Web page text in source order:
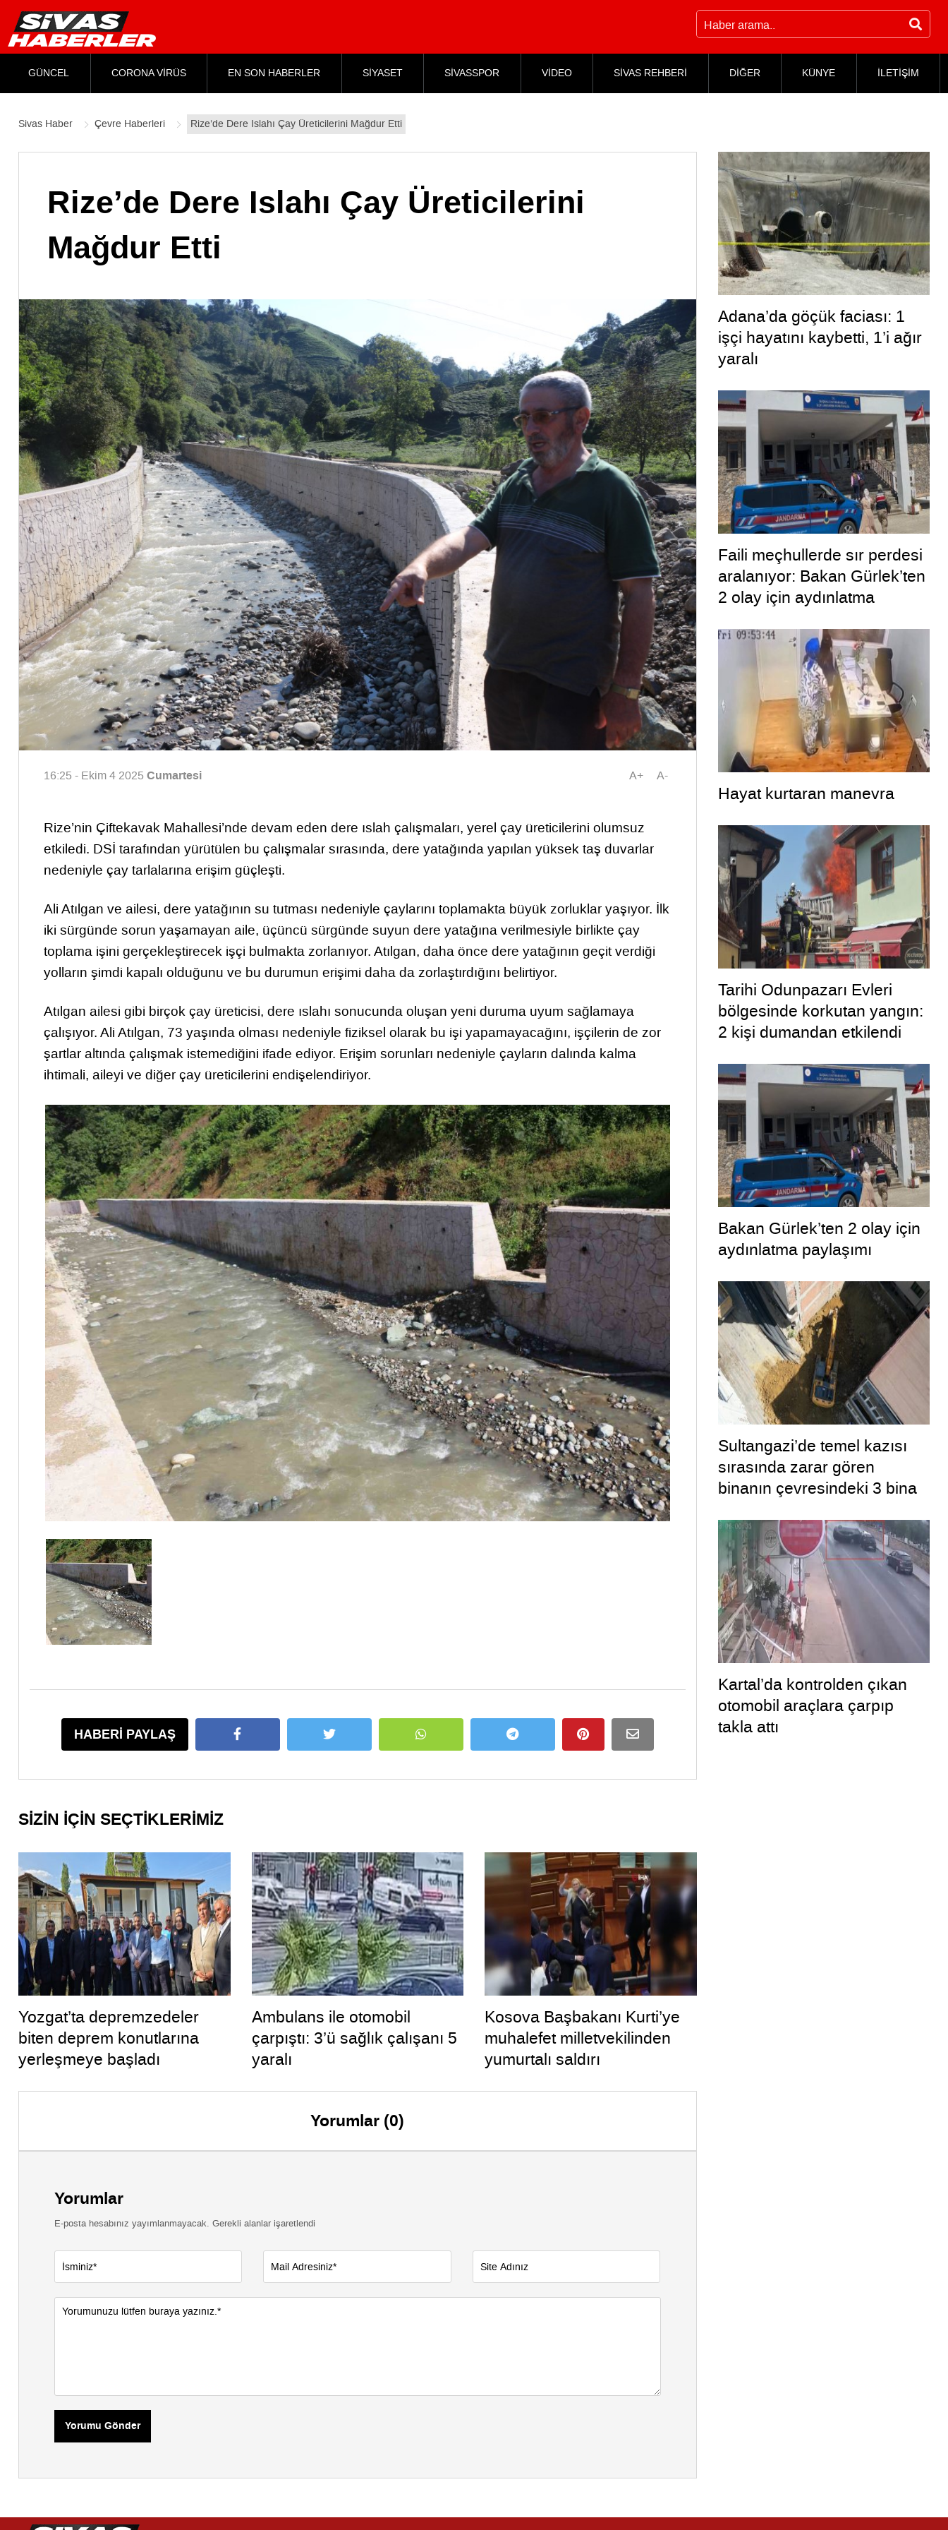
GÜNCEL CORONA VİRÜS EN SON HABERLER SİYASET SİVASSPOR VİDEO SİVAS REHBERİ DİĞER KÜNYE İLETİŞİM
Sivas Haber Çevre Haberleri Rize’de Dere Islahı Çay Üreticilerini Mağdur Etti
Rize’de Dere Islahı Çay Üreticilerini
Mağdur Etti
16:25 - Ekim 4 2025Cumartesi A+ A-
Rize’nin Çiftekavak Mahallesi’nde devam eden dere ıslah çalışmaları, yerel çay üreticilerini olumsuz
etkiledi. DSİ tarafından yürütülen bu çalışmalar sırasında, dere yatağında yapılan yüksek taş duvarlar
nedeniyle çay tarlalarına erişim güçleşti.
Ali Atılgan ve ailesi, dere yatağının su tutması nedeniyle çaylarını toplamakta büyük zorluklar yaşıyor. İlk
iki sürgünde sorun yaşamayan aile, üçüncü sürgünde suyun dere yatağına verilmesiyle birlikte çay
toplama işini gerçekleştirecek işçi bulmakta zorlanıyor. Atılgan, daha önce dere yatağının geçit verdiği
yolların şimdi kapalı olduğunu ve bu durumun erişimi daha da zorlaştırdığını belirtiyor.
Atılgan ailesi gibi birçok çay üreticisi, dere ıslahı sonucunda oluşan yeni duruma uyum sağlamaya
çalışıyor. Ali Atılgan, 73 yaşında olması nedeniyle fiziksel olarak bu işi yapamayacağını, işçilerin de zor
şartlar altında çalışmak istemediğini ifade ediyor. Erişim sorunları nedeniyle çayların dalında kalma
ihtimali, aileyi ve diğer çay üreticilerini endişelendiriyor.
HABERİ PAYLAŞ
SİZİN İÇİN SEÇTİKLERİMİZ
Yozgat’ta depremzedeler
biten deprem konutlarına
yerleşmeye başladı
Ambulans ile otomobil
çarpıştı: 3’ü sağlık çalışanı 5
yaralı
Kosova Başbakanı Kurti’ye
muhalefet milletvekilinden
yumurtalı saldırı
Yorumlar (0)
Yorumlar
E-posta hesabınız yayımlanmayacak. Gerekli alanlar işaretlendi
Yorumu Gönder
Adana’da göçük faciası: 1
işçi hayatını kaybetti, 1’i ağır
yaralı
Faili meçhullerde sır perdesi
aralanıyor: Bakan Gürlek’ten
2 olay için aydınlatma
Hayat kurtaran manevra
Tarihi Odunpazarı Evleri
bölgesinde korkutan yangın:
2 kişi dumandan etkilendi
Bakan Gürlek’ten 2 olay için
aydınlatma paylaşımı
Sultangazi’de temel kazısı
sırasında zarar gören
binanın çevresindeki 3 bina
Kartal’da kontrolden çıkan
otomobil araçlara çarpıp
takla attı